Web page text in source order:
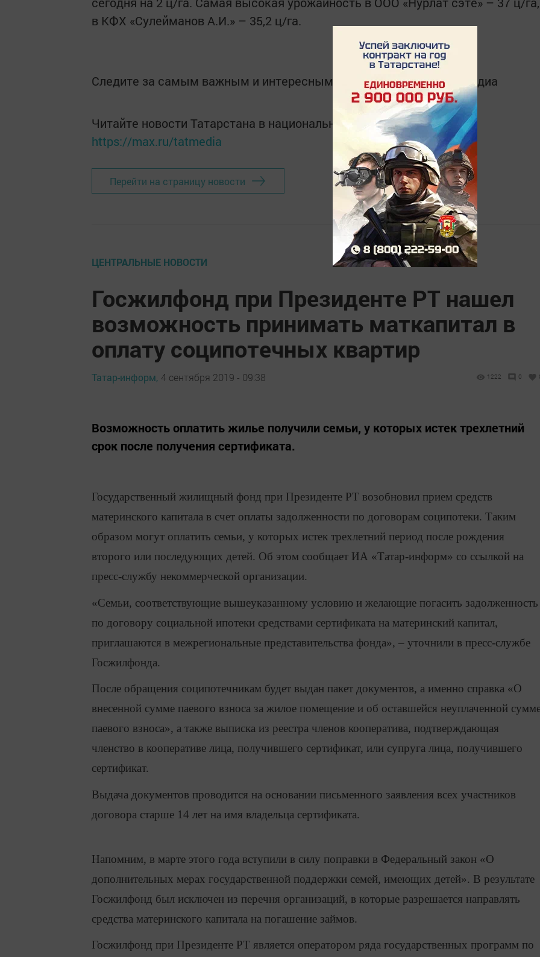
в КФХ «Сулейманов А.И.» – 35,2 ц/га.
Следите за самым важным и интересным в Telegram-каналеТатмедиа
Читайте новости Татарстана в национальном мессенджере MАХ:
https://max.ru/tatmedia
Перейти на страницу новости
ЦЕНТРАЛЬНЫЕ НОВОСТИ
Госжилфонд при Президенте РТ нашел
возможность принимать маткапитал в
оплату соципотечных квартир
Татар-информ, 4 сентября 2019 - 09:38 1222 0
Возможность оплатить жилье получили семьи, у которых истек трехлетний
срок после получения сертификата.
Государственный жилищный фонд при Президенте РТ возобновил прием средств
материнского капитала в счет оплаты задолженности по договорам соципотеки. Таким
образом могут оплатить семьи, у которых истек трехлетний период после рождения
второго или последующих детей. Об этом сообщает ИА «Татар-информ» со ссылкой на
пресс-службу некоммерческой организации.
«Семьи, соответствующие вышеуказанному условию и желающие погасить задолженность
по договору социальной ипотеки средствами сертификата на материнский капитал,
приглашаются в межрегиональные представительства фонда», – уточнили в пресс-службе
Госжилфонда.
После обращения соципотечникам будет выдан пакет документов, а именно справка «О
внесенной сумме паевого взноса за жилое помещение и об оставшейся неуплаченной
паевого взноса», а также выписка из реестра членов кооператива, подтверждающая
членство в кооперативе лица, получившего сертификат, или супруга лица, получившего
сертификат.
Выдача документов проводится на основании письменного заявления всех участников
договора старше 14 лет на имя владельца сертификата.
Напомним, в марте этого года вступили в силу поправки в Федеральный закон «О
дополнительных мерах государственной поддержки семей, имеющих детей». В результате
Госжилфонд был исключен из перечня организаций, в которые разрешается направлять
средства материнского капитала на погашение займов.
Госжилфонд при Президенте РТ является оператором ряда государственных программ по